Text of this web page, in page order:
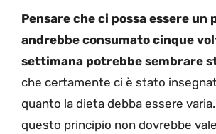
Pensare che ci possa essere un
andrebbe consumato cinque
settimana potrebbe sembrare
che certamente ci è stato
quanto la dieta debba essere
questo principio non dovrebbe